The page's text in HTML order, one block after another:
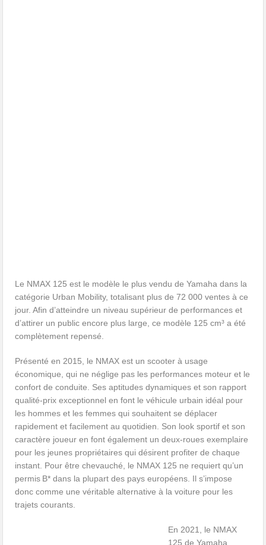
Le NMAX 125 est le modèle le plus vendu de Yamaha dans la
catégorie Urban Mobility, totalisant plus de 72 000 ventes à ce
jour. Afin d’atteindre un niveau supérieur de performances et
d’attirer un public encore plus large, ce modèle 125 cm³ a été
complètement repensé.
Présenté en 2015, le NMAX est un scooter à usage
économique, qui ne néglige pas les performances moteur et le
confort de conduite. Ses aptitudes dynamiques et son rapport
qualité-prix exceptionnel en font le véhicule urbain idéal pour
les hommes et les femmes qui souhaitent se déplacer
rapidement et facilement au quotidien. Son look sportif et son
caractère joueur en font également un deux-roues exemplaire
pour les jeunes propriétaires qui désirent profiter de chaque
instant. Pour être chevauché, le NMAX 125 ne requiert qu’un
permis B* dans la plupart des pays européens. Il s’impose
donc comme une véritable alternative à la voiture pour les
trajets courants.
En 2021, le NMAX
125 de Yamaha